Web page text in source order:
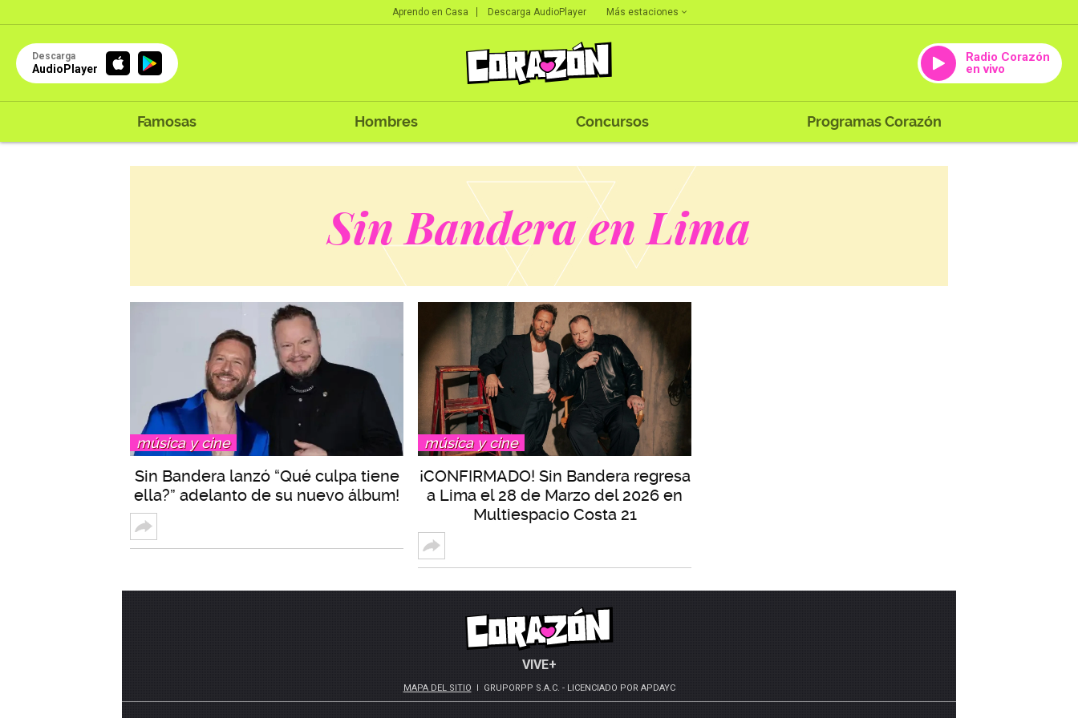
Aprendo en Casa Descarga AudioPlayer Más estaciones
Descarga
AudioPlayer
Radio Corazón
en vivo
Famosas Hombres Concursos Programas Corazón
Sin Bandera en Lima
música y cine
Sin Bandera lanzó “Qué culpa tiene
ella?” adelanto de su nuevo álbum!
música y cine
¡CONFIRMADO! Sin Bandera regresa
a Lima el 28 de Marzo del 2026 en
Multiespacio Costa 21
VIVE+
MAPA DEL SITIO GRUPORPP S.A.C. - LICENCIADO POR APDAYC